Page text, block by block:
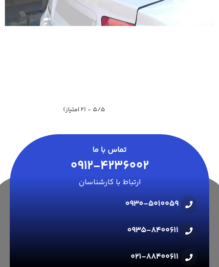
5/5 - (2 امتیاز)
تماس با ما
0912-4236002
ارتباط با کارشناسان
0930-5010059
0935-8400611
021-88400611